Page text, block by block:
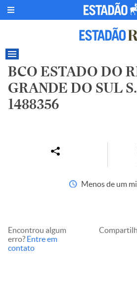
BCO ESTADO DO
GRANDE DO SUL
1488356
Menos de um
Encontrou algum
erro? Entre em
contato